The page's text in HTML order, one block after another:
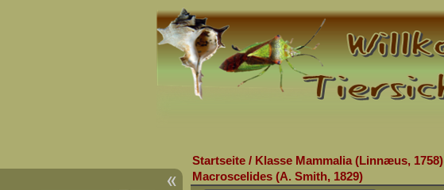
Startseite / Klasse Mammalia (Linnæus, 1758)
Macroscelides (A. Smith, 1829)